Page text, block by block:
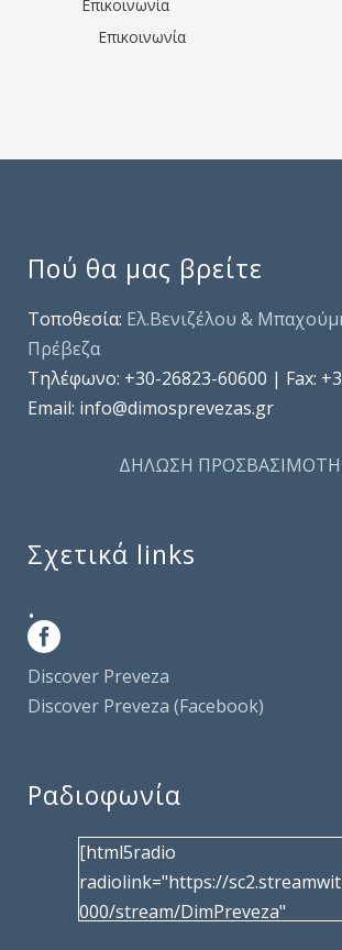
Επικοινωνία
Επικοινωνία
Πού θα μας βρείτε
Τοποθεσία: Ελ.Βενιζέλου &
Πρέβεζα
Τηλέφωνo: +30-26823-60600 | Fax:
Email: info@dimosprevezas.gr
ΔΗΛΩΣΗ
Σχετικά links
.
Discover Preveza
Discover Preveza (Facebook)
Ραδιοφωνία
[html5radio
radiolink="https://
000/stream/DimPreveza"